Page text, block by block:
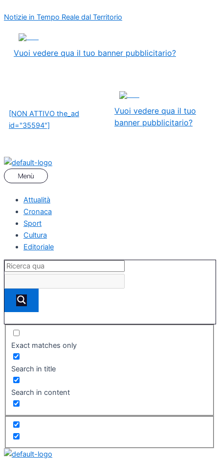
al
Notizie in Tempo Reale dal Territorio
Vuoi vedere qua il tuo banner pubblicitario?
[NON ATTIVO the_ad
id="35594"]
Vuoi vedere qua il tuo
banner pubblicitario?
Attualità
Cronaca
Sport
Cultura
Editoriale
Exact matches only
Search in title
Search in content
articoli